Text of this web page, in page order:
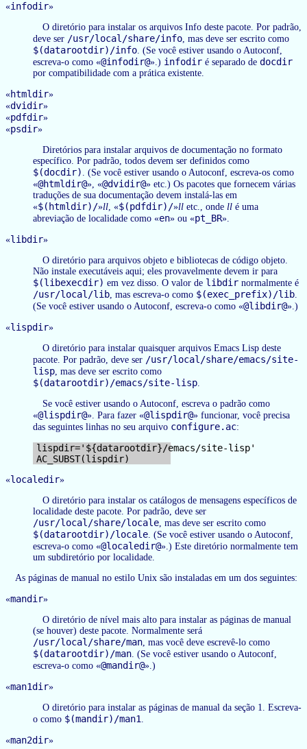
«infodir»
O diretório para instalar os arquivos Info deste pacote. Por padrão,
deve ser /usr/local/share/info, mas deve ser escrito como
$(datarootdir)/info. (Se você estiver usando o Autoconf,
escreva-o como «@infodir@».) infodir é separado de docdir
por compatibilidade com a prática existente.
«htmldir»
«dvidir»
«pdfdir»
«psdir»
Diretórios para instalar arquivos de documentação no formato
específico. Por padrão, todos devem ser definidos como
$(docdir) . (Se você estiver usando o Autoconf, escreva-os como
«@htmldir@», «@dvidir@» etc.) Os pacotes que fornecem várias
traduções de sua documentação devem instalá-las em
«$(htmldir)/»ll, «$(pdfdir)/»ll etc., onde ll é uma
abreviação de localidade como «en» ou «pt_BR».
«libdir»
O diretório para arquivos objeto e bibliotecas de código objeto.
Não instale executáveis aqui; eles provavelmente devem ir para
$(libexecdir) em vez disso. O valor de libdir normalmente é
/usr/local/lib, mas escreva-o como $(exec_prefix)/lib.
(Se você estiver usando o Autoconf, escreva-o como «@libdir@».)
«lispdir»
O diretório para instalar quaisquer arquivos Emacs Lisp deste
pacote. Por padrão, deve ser /usr/local/share/emacs/site-
lisp, mas deve ser escrito como
$(datarootdir)/emacs/site-lisp.
Se você estiver usando o Autoconf, escreva o padrão como
«@lispdir@». Para fazer «@lispdir@» funcionar, você precisa
das seguintes linhas no seu arquivo configure.ac:
lispdir='${datarootdir}/emacs/site-lisp'
«localedir»
O diretório para instalar os catálogos de mensagens específicos de
localidade deste pacote. Por padrão, deve ser
/usr/local/share/locale, mas deve ser escrito como
$(datarootdir)/locale. (Se você estiver usando o Autoconf,
escreva-o como «@localedir@».) Este diretório normalmente tem
um subdiretório por localidade.
As páginas de manual no estilo Unix são instaladas em um dos seguintes:
«mandir»
O diretório de nível mais alto para instalar as páginas de manual
(se houver) deste pacote. Normalmente será
/usr/local/share/man, mas você deve escrevê-lo como
$(datarootdir)/man. (Se você estiver usando o Autoconf,
escreva-o como «@mandir@».)
«man1dir»
O diretório para instalar as páginas de manual da seção 1. Escreva-
o como $(mandir)/man1.
«man2dir»